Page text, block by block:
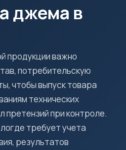
джема в
продукции важно
потребительскую
чтобы выпуск товара
технических
претензий при контроле.
требует учета
результатов